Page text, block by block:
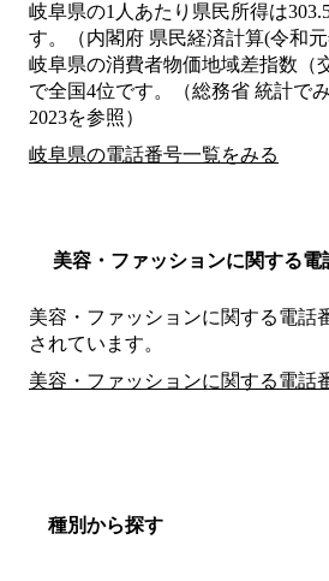
岐阜県の1人あたり県民所得は
す。（内閣府 県民経済計算(令和元
岐阜県の消費者物価地域差指数（
で全国4位です。（総務省 統計で
2023を参照）
岐阜県の電話番号一覧をみる
美容・ファッションに関する電
美容・ファッションに関する電話
されています。
美容・ファッションに関する電話
種別から探す